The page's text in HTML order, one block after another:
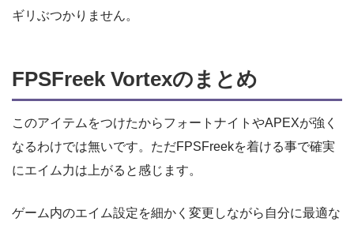
ギリぶつかりません。
FPSFreek Vortexのまとめ
このアイテムをつけたからフォートナイトやAPEXが強く
なるわけでは無いです。ただFPSFreekを着ける事で確実
にエイム力は上がると感じます。
ゲーム内のエイム設定を細かく変更しながら自分に最適な